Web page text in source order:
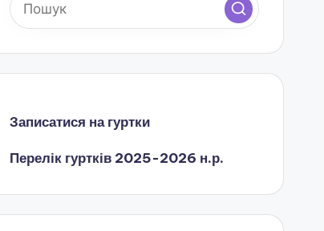
Записатися на гуртки
Перелік гуртків 2025-2026 н.р.